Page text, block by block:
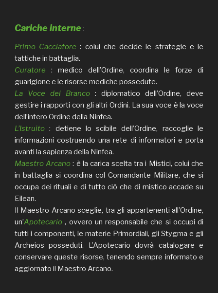
Cariche interne:
Primo Cacciatore : colui che decide le strategie e le
tattiche in battaglia.
Curatore : medico dell’Ordine, coordina le forze di
guarigione e le risorse mediche possedute.
La Voce del Branco : diplomatico dell’Ordine, deve
gestire i rapporti con gli altri Ordini. La sua voce è la voce
dell’intero Ordine della Ninfea.
L’Istruito : detiene lo scibile dell’Ordine, raccoglie le
informazioni costruendo una rete di informatori e porta
avanti la sapienza della Ninfea.
Maestro Arcano : è la carica scelta tra i Mistici, colui che
in battaglia si coordina col Comandante Militare, che si
occupa dei rituali e di tutto ciò che di mistico accade su
Eilean.
Il Maestro Arcano sceglie, tra gli appartenenti all’Ordine,
un’Apotecario , ovvero un responsabile che si occupi di
tutti i componenti, le materie Primordiali, gli Stygma e gli
Archeios posseduti. L’Apotecario dovrà catalogare e
conservare queste risorse, tenendo sempre informato e
aggiornato il Maestro Arcano.